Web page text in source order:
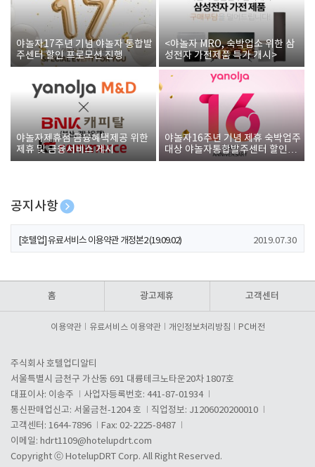
야놀자17주년 기념 야놀자 통합발
주센터 할인 프로모션 진행
<야놀자 MRO, 숙박업소 위한 삼
성전자 가전제품 특가 개시>
야놀자제휴점 금융혜택제공 위한
제휴 및 금융서비스 게시
야놀자16주년 기념 제휴 숙박업주
대상 야놀자통합발주센터 할인쿠
폰 증정
공지사항
[호텔업] 개인정보 처리방침 개정본1 (19.09.02)
[호텔업] 유료서비스 이용약관 개정본2 (19.09.02) 2019.07.30
홈 광고제휴 고객센터
이용약관 유료서비스 이용약관 개인정보처리방침 PC버전
주식회사 호텔업디알티
서울특별시 금천구 가산동 691 대륭테크노타운20차 1807호
대표이사: 이송주
사업자등록번호: 441-87-01934
통신판매업신고: 서울금천-1204 호
직업정보: J1206020200010
고객센터: 1644-7896
Fax: 02-2225-8487
이메일: hdrt1109@hotelupdrt.com
Copyright ⓒ HotelupDRT Corp. All Right Reserved.